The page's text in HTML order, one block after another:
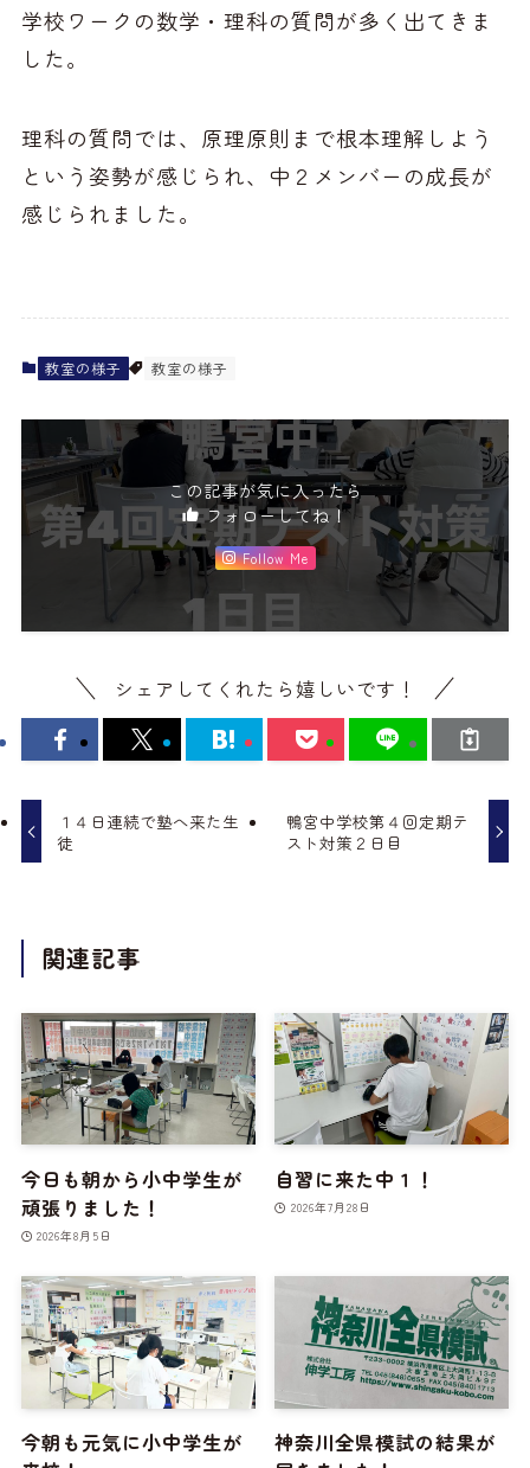
学校ワークの数学・理科の質問が多く出てきま
した。
理科の質問では、原理原則まで根本理解しよう
という姿勢が感じられ、中２メンバーの成長が
感じられました。
教室の様子 教室の様子
この記事が気に入ったら
フォローしてね！
Follow Me
シェアしてくれたら嬉しいです！
１４日連続で塾へ来た生
徒
鴨宮中学校第４回定期テ
スト対策２日目
関連記事
今日も朝から小中学生が
頑張りました！
2026年8月5日
自習に来た中１！
2026年7月28日
今朝も元気に小中学生が
神奈川全県模試の結果が